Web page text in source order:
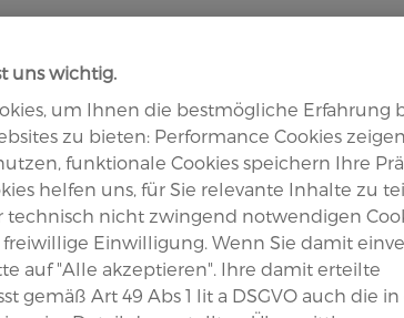
uns wichtig.
um Ihnen die bestmögliche Erfahrung
zu bieten: Performance Cookies
funktionale Cookies speichern Ihre
helfen uns, für Sie relevante Inhalte zu
technisch nicht zwingend notwendigen
Einwilligung. Wenn Sie damit
auf "Alle akzeptieren". Ihre damit erteilte
gemäß Art 49 Abs 1 lit a DSGVO auch die